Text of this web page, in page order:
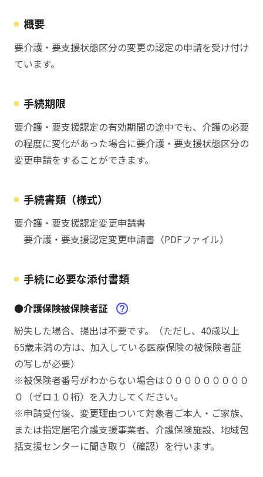
概要
要介護・要支援状態区分の変更の認定の申請を受け付け
ています。
手続期限
要介護・要支援認定の有効期間の途中でも、介護の必要
の程度に変化があった場合に要介護・要支援状態区分の
変更申請をすることができます。
手続書類（様式）
要介護・要支援認定変更申請書
要介護・要支援認定変更申請書（PDFファイル）
手続に必要な添付書類
●介護保険被保険者証
紛失した場合、提出は不要です。（ただし、40歳以上
65歳未満の方は、加入している医療保険の被保険者証
の写しが必要）
※被保険者番号がわからない場合は０００００００００
０（ゼロ１０桁）を入力してください。
※申請受付後、変更理由ついて対象者ご本人・ご家族、
または指定居宅介護支援事業者、介護保険施設、地域包
括支援センターに聞き取り（確認）を行います。